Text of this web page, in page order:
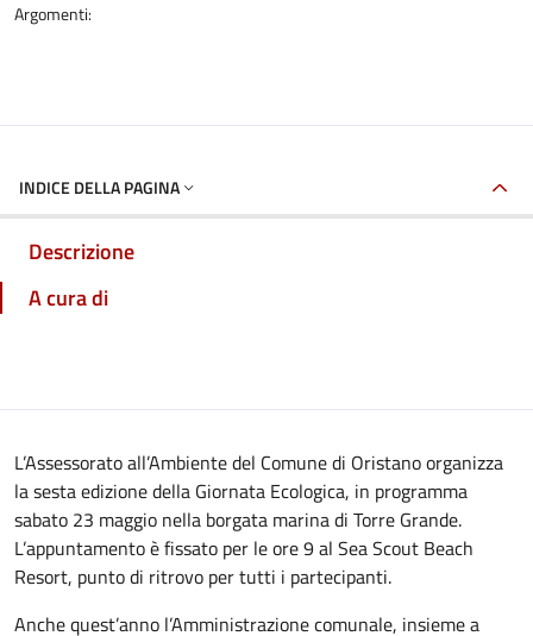
Argomenti:
INDICE DELLA PAGINA
Descrizione
A cura di
L’Assessorato all’Ambiente del Comune di Oristano organizza
la sesta edizione della Giornata Ecologica, in programma
sabato 23 maggio nella borgata marina di Torre Grande.
L’appuntamento è fissato per le ore 9 al Sea Scout Beach
Resort, punto di ritrovo per tutti i partecipanti.
Anche quest’anno l’Amministrazione comunale, insieme a